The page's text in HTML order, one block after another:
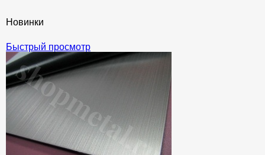
Новинки
Быстрый просмотр